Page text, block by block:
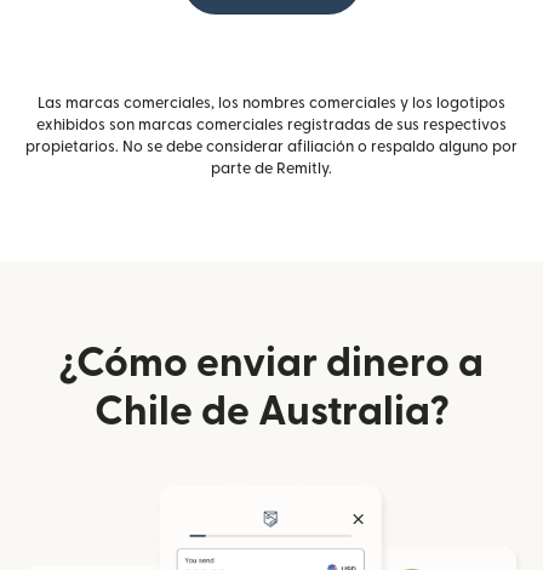
Las marcas comerciales, los nombres comerciales y los logotipos
exhibidos son marcas comerciales registradas de sus respectivos
propietarios. No se debe considerar afiliación o respaldo alguno por
parte de Remitly.
¿Cómo enviar dinero a
Chile de Australia?